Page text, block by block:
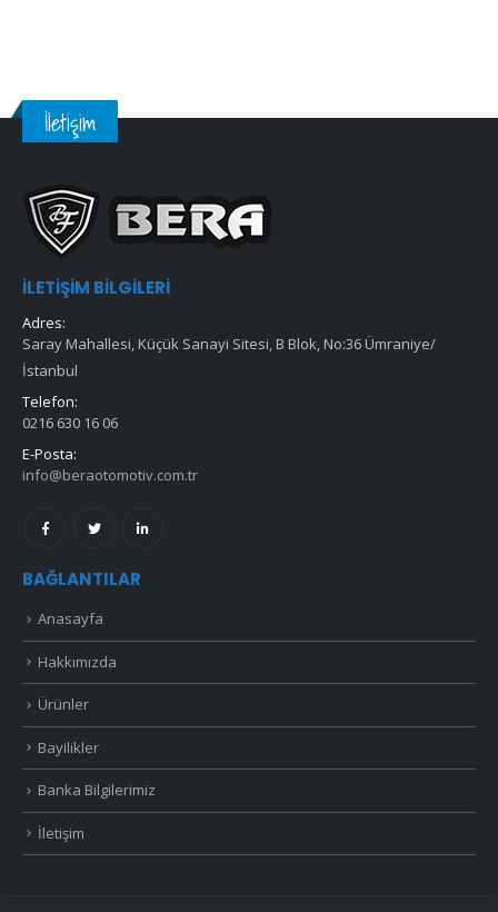
İletişim
İLETIŞIM BILGILERI
Adres:
Saray Mahallesi, Küçük Sanayi Sitesi, B Blok, No:36 Ümraniye/
İstanbul
Telefon:
0216 630 16 06
E-Posta:
info@beraotomotiv.com.tr
BAĞLANTILAR
Anasayfa
Hakkımızda
Ürünler
Bayilikler
Banka Bilgilerimiz
İletişim